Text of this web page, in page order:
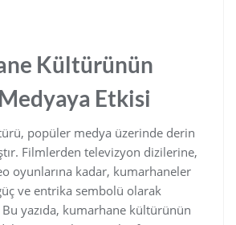
Kültürünün
Etkisi
popüler medya üzerinde derin
Filmlerden televizyon dizilerine,
oyunlarına kadar, kumarhaneler
ve entrika sembolü olarak
Bu yazıda, kumarhane kültürünün